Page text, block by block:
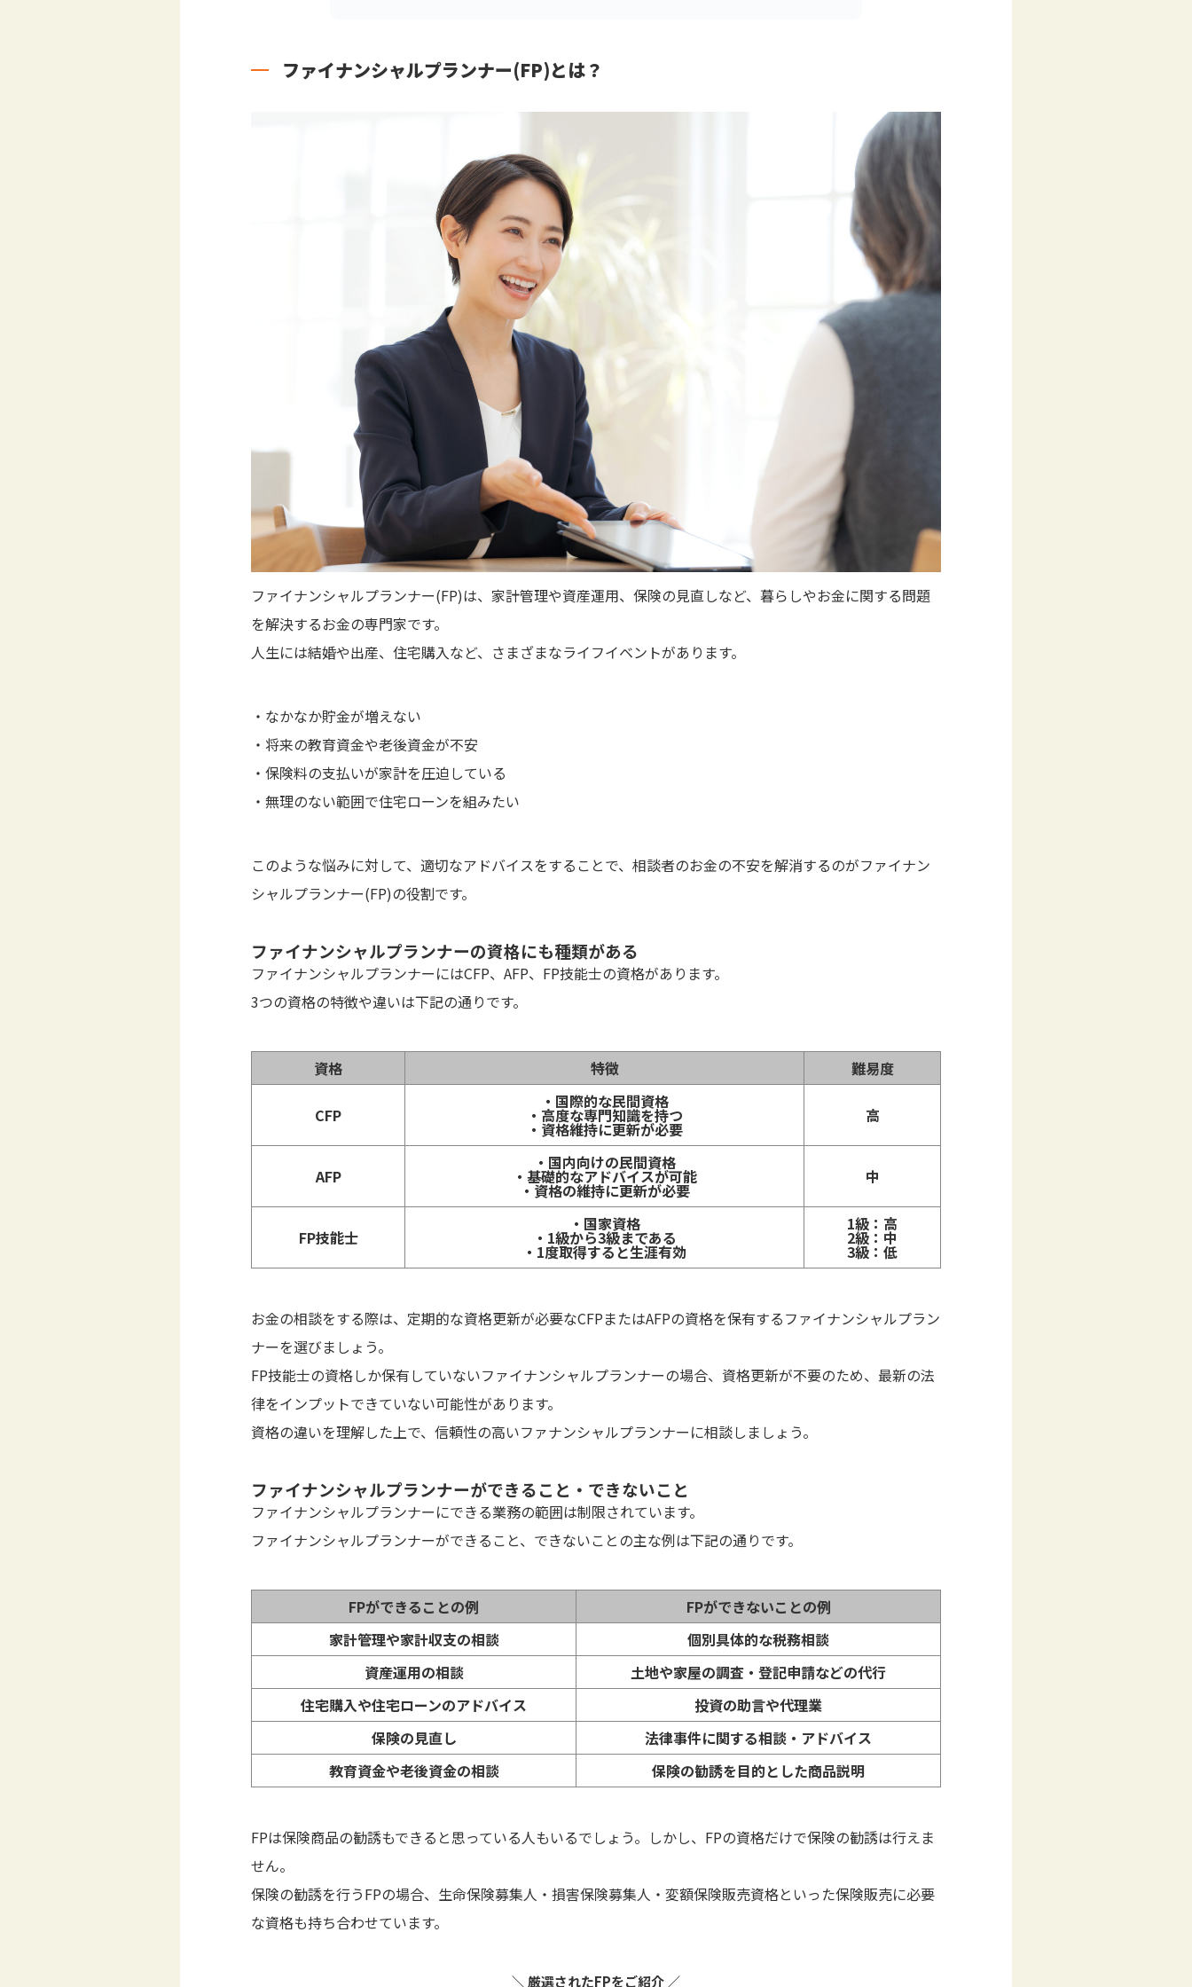
ファイナンシャルプランナー(FP)とは？
ファイナンシャルプランナー(FP)は、家計管理や資産運用、保険の見直しなど、暮らしやお金に関する問題
を解決するお金の専門家です。
人生には結婚や出産、住宅購入など、さまざまなライフイベントがあります。
・なかなか貯金が増えない
・将来の教育資金や老後資金が不安
・保険料の支払いが家計を圧迫している
・無理のない範囲で住宅ローンを組みたい
このような悩みに対して、適切なアドバイスをすることで、相談者のお金の不安を解消するのがファイナン
シャルプランナー(FP)の役割です。
ファイナンシャルプランナーの資格にも種類がある
ファイナンシャルプランナーにはCFP、AFP、FP技能士の資格があります。
3つの資格の特徴や違いは下記の通りです。
資格 特徴 難易度
CFP
・国際的な民間資格
・高度な専門知識を持つ
・資格維持に更新が必要
高
AFP
・国内向けの民間資格
・基礎的なアドバイスが可能
・資格の維持に更新が必要
中
FP技能士
・国家資格
・1級から3級まである
・1度取得すると生涯有効
1級：高
2級：中
3級：低
お金の相談をする際は、定期的な資格更新が必要なCFPまたはAFPの資格を保有するファイナンシャルプラン
ナーを選びましょう。
FP技能士の資格しか保有していないファイナンシャルプランナーの場合、資格更新が不要のため、最新の法
律をインプットできていない可能性があります。
資格の違いを理解した上で、信頼性の高いファナンシャルプランナーに相談しましょう。
ファイナンシャルプランナーができること・できないこと
ファイナンシャルプランナーにできる業務の範囲は制限されています。
ファイナンシャルプランナーができること、できないことの主な例は下記の通りです。
FPができることの例
FPができないことの例
家計管理や家計収支の相談
個別具体的な税務相談
資産運用の相談
土地や家屋の調査・登記申請などの代行
住宅購入や住宅ローンのアドバイス
投資の助言や代理業
保険の見直し
法律事件に関する相談・アドバイス
教育資金や老後資金の相談
保険の勧誘を目的とした商品説明
FPは保険商品の勧誘もできると思っている人もいるでしょう。しかし、FPの資格だけで保険の勧誘は行えま
せん。
保険の勧誘を行うFPの場合、生命保険募集人・損害保険募集人・変額保険販売資格といった保険販売に必要
な資格も持ち合わせています。
＼ 厳選されたFPをご紹介 ／